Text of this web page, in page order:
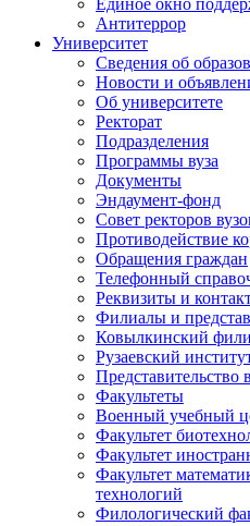
Антитеррор
Университет
Сведения об
Новости и
Об университете
Ректорат
Подразделения
Программы вуза
Документы
Эндаумент-фонд
Совет ректоров
Противодействие
Обращения граждан
Телефонный
Реквизиты и
Филиалы и
Ковылкинский
Рузаевский
Факультеты
Военный учебный
Факультет
Факультет
Факультет
технологий
Филологический